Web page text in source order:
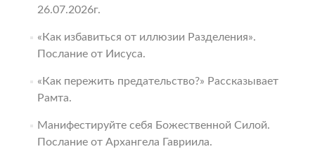
26.07.2026г.
«Как избавиться от иллюзии Разделения».
Послание от Иисуса.
«Как пережить предательство?» Рассказывает
Рамта.
Манифестируйте себя Божественной Силой.
Послание от Архангела Гавриила.